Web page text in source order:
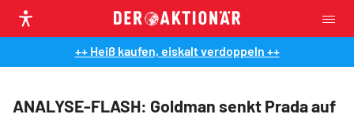
++ Heiß kaufen, eiskalt verdoppeln ++
ANALYSE-FLASH: Goldman senkt Prada auf